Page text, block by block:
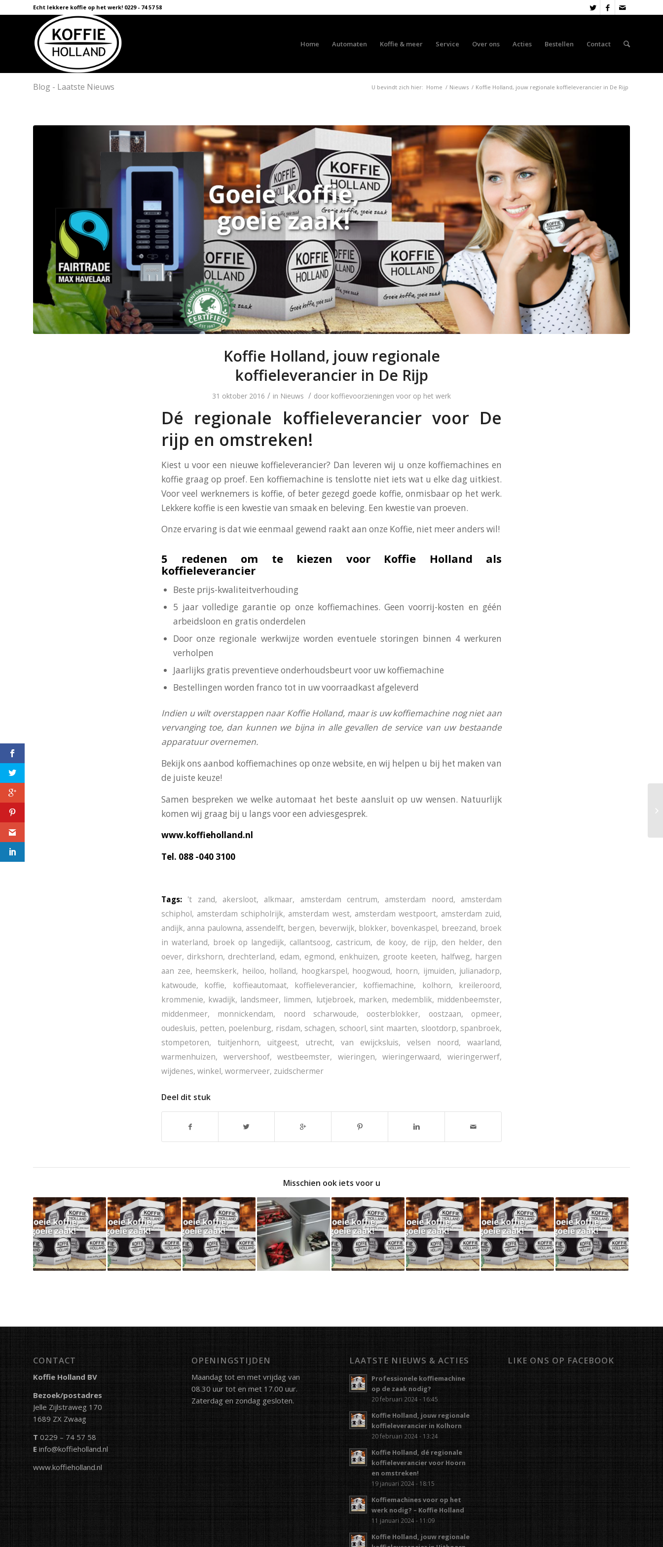
Echt lekkere koffie op het werk! 0229 - 74 57 58
Home Automaten Koffie & meer Service Over ons Acties Bestellen Contact
Blog - Laatste Nieuws U bevindt zich hier: Home / Nieuws / Koffie Holland, jouw regionale koffieleverancier in De Rijp
Koffie Holland, jouw regionale
koffieleverancier in De Rijp
31 oktober 2016 / in Nieuws / door koffievoorzieningen voor op het werk
Dé regionale koffieleverancier voor De
rijp en omstreken!
Kiest u voor een nieuwe koffieleverancier? Dan leveren wij u onze koffiemachines en
koffie graag op proef. Een koffiemachine is tenslotte niet iets wat u elke dag uitkiest.
Voor veel werknemers is koffie, of beter gezegd goede koffie, onmisbaar op het werk.
Lekkere koffie is een kwestie van smaak en beleving. Een kwestie van proeven.
Onze ervaring is dat wie eenmaal gewend raakt aan onze Koffie, niet meer anders wil!
5 redenen om te kiezen voor Koffie Holland als
koffieleverancier
Beste prijs-kwaliteitverhouding
5 jaar volledige garantie op onze koffiemachines. Geen voorrij-kosten en géén
arbeidsloon en gratis onderdelen
Door onze regionale werkwijze worden eventuele storingen binnen 4 werkuren
verholpen
Jaarlijks gratis preventieve onderhoudsbeurt voor uw koffiemachine
Bestellingen worden franco tot in uw voorraadkast afgeleverd
Indien u wilt overstappen naar Koffie Holland, maar is uw koffiemachine nog niet aan
vervanging toe, dan kunnen we bijna in alle gevallen de service van uw bestaande
apparatuur overnemen.
Bekijk ons aanbod koffiemachines op onze website, en wij helpen u bij het maken van
de juiste keuze!
Samen bespreken we welke automaat het beste aansluit op uw wensen. Natuurlijk
komen wij graag bij u langs voor een adviesgesprek.
www.koffieholland.nl
Tel. 088 -040 3100
Tags: 't zand, akersloot, alkmaar, amsterdam centrum, amsterdam noord, amsterdam
schiphol, amsterdam schipholrijk, amsterdam west, amsterdam westpoort, amsterdam zuid,
andijk, anna paulowna, assendelft, bergen, beverwijk, blokker, bovenkaspel, breezand, broek
in waterland, broek op langedijk, callantsoog, castricum, de kooy, de rijp, den helder,den
oever, dirkshorn, drechterland, edam, egmond, enkhuizen, groote keeten, halfweg, hargen
aan zee, heemskerk, heiloo, holland, hoogkarspel, hoogwoud, hoorn, ijmuiden, julianadorp,
katwoude, koffie, koffieautomaat, koffieleverancier, koffiemachine, kolhorn, kreileroord,
krommenie, kwadijk, landsmeer, limmen, lutjebroek, marken, medemblik, middenbeemster,
middenmeer, monnickendam, noord scharwoude,oosterblokker, oostzaan,opmeer,
oudesluis, petten, poelenburg, risdam, schagen, schoorl, sint maarten, slootdorp, spanbroek,
stompetoren, tuitjenhorn, uitgeest, utrecht, van ewijcksluis, velsen noord, waarland,
warmenhuizen, wervershoof,westbeemster, wieringen,wieringerwaard,wieringerwerf,
wijdenes, winkel, wormerveer, zuidschermer
Deel dit stuk
Misschien ook iets voor u
CONTACT
Koffie Holland BV
Bezoek/postadres
Jelle Zijlstraweg 170
1689 ZX Zwaag
T 0229 – 74 57 58
E info@koffieholland.nl
www.koffieholland.nl
OPENINGSTIJDEN
Maandag tot en met vrijdag van
08.30 uur tot en met 17.00 uur.
Zaterdag en zondag gesloten.
LAATSTE NIEUWS & ACTIES
Professionele koffiemachine
op de zaak nodig?
20 februari 2024 - 16:45
Koffie Holland, jouw regionale
koffieleverancier in Kolhorn
20 februari 2024 - 13:24
Koffie Holland, dé regionale
koffieleverancier voor Hoorn
en omstreken!
19 januari 2024 - 18:15
Koffiemachines voor op het
werk nodig? – Koffie Holland
11 januari 2024 - 11:09
Koffie Holland, jouw regionale
LIKE ONS OP FACEBOOK